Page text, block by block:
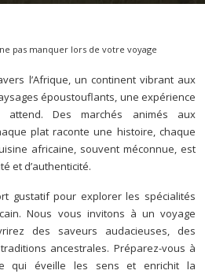
pas manquer lors de votre voyage
l’Afrique, un continent vibrant aux
époustouflants, une expérience
attend. Des marchés animés aux
plat raconte une histoire, chaque
africaine, souvent méconnue, est
et d’authenticité.
gustatif pour explorer les spécialités
Nous vous invitons à un voyage
des saveurs audacieuses, des
ancestrales. Préparez-vous à
qui éveille les sens et enrichit la